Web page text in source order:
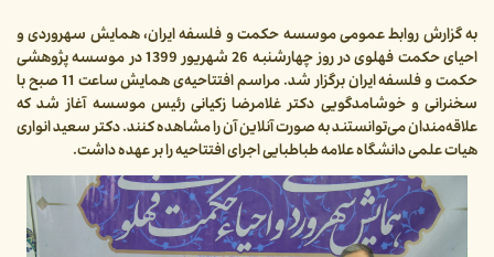
به گزارش روابط عمومی موسسه حکمت و فلسفه ایران، همایش سهروردی و
احیای حکمت فهلوی در روز چهارشنبه 26 شهریور 1399 در موسسه پژوهشی
حکمت و فلسفه ایران برگزار شد. مراسم افتتاحیه‌ی همایش ساعت 11 صبح با
سخنرانی و خوشامدگویی دکتر غلامرضا زکیانی رئیس موسسه آغاز شد که
علاقه‌مندان می‌توانستند به صورت آنلاین آن را مشاهده کنند. دکتر سعید انواری
هیات علمی دانشگاه علامه طباطبایی اجرای افتتاحیه را بر عهده داشت.